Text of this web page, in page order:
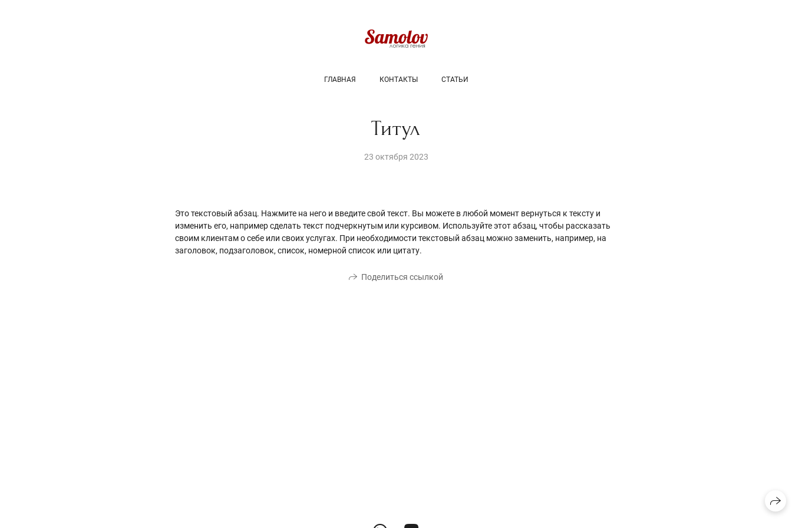
ГЛАВНАЯ КОНТАКТЫ СТАТЬИ
Титул
23 октября 2023
Это текстовый абзац. Нажмите на него и введите свой текст. Вы можете в любой момент вернуться к тексту и
изменить его, например сделать текст подчеркнутым или курсивом. Используйте этот абзац, чтобы рассказать
своим клиентам о себе или своих услугах. При необходимости текстовый абзац можно заменить, например, на
заголовок, подзаголовок, список, номерной список или цитату.
Поделиться ссылкой